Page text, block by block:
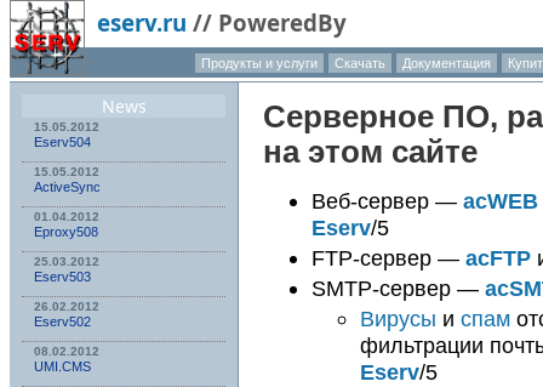
eserv.ru // PoweredBy
Продукты и услуги Скачать Документация
News
15.05.2012
Eserv504
15.05.2012
ActiveSync
01.04.2012
Eproxy508
25.03.2012
Eserv503
26.02.2012
Eserv502
08.02.2012
UMI.CMS
Серверное ПО,
на этом сайте
Веб-сервер — acWEB
Eserv/5
FTP-сервер — acFTP
SMTP-сервер —
Вирусы и cпам
фильтрации
Eserv/5